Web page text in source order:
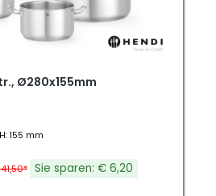
Ø280x155mm
155 mm
Sie sparen: € 6,20